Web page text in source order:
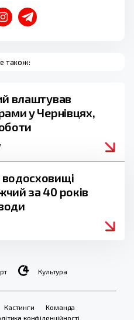
також:
влаштував
у Чернівцях,
за 40 років
Культура
Кастинги
Команда
конфіденційності